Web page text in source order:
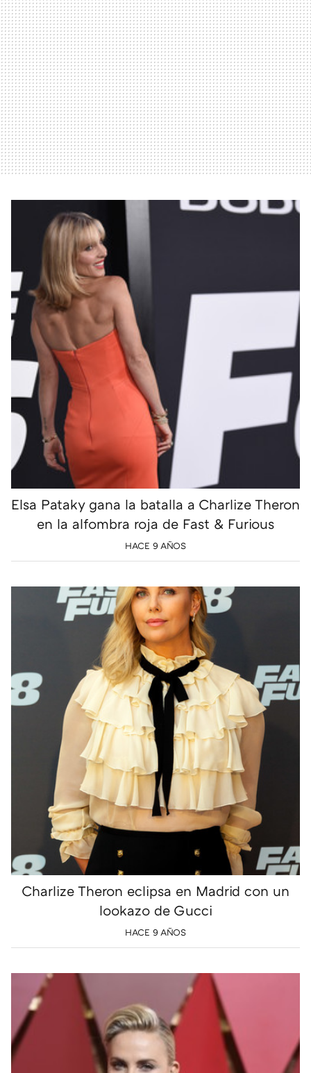
Elsa Pataky gana la batalla a Charlize Theron
en la alfombra roja de Fast & Furious
HACE 9 AÑOS
Charlize Theron eclipsa en Madrid con un
lookazo de Gucci
HACE 9 AÑOS